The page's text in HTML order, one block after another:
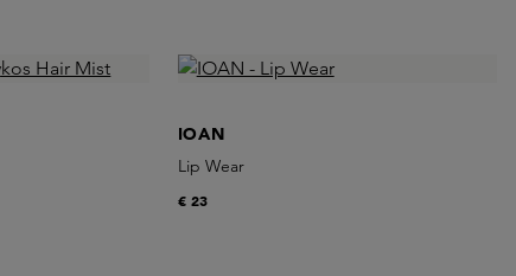
IOAN
Lip Wear
€ 23